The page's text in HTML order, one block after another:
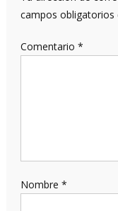
campos obligatorios
Comentario *
Nombre *